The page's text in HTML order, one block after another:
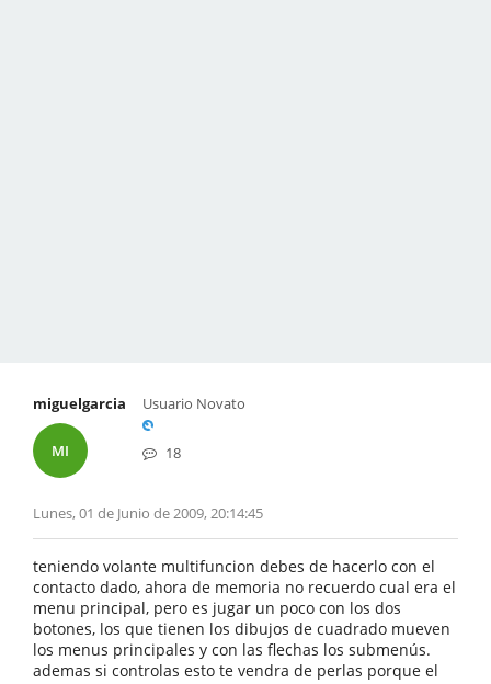
miguelgarcia
MI
Usuario Novato
18
Lunes, 01 de Junio de 2009, 20:14:45
teniendo volante multifuncion debes de hacerlo con el
contacto dado, ahora de memoria no recuerdo cual era el
menu principal, pero es jugar un poco con los dos
botones, los que tienen los dibujos de cuadrado mueven
los menus principales y con las flechas los submenús.
ademas si controlas esto te vendra de perlas porque el